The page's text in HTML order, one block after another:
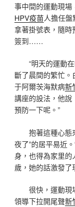
事中間的運動現場
HPV疫苗人擔任
拿著掛號表，隨
簽到……
“明天的運動
斷了晨間的繁忙
于阿爾茨海默病新
講座的設法，他說
預防一下呢。”
抱著這種心態
夜了”的居平易近
身，也得為家里的
歲，她的話激發了
很快，運動現
領導下拉開尾聲新